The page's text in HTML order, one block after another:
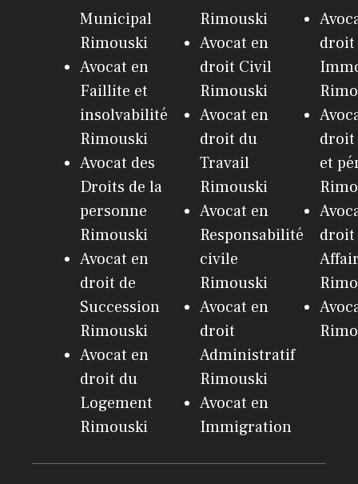
Municipal
Rimouski
Avocat en
Faillite et
insolvabilité
Rimouski
Avocat des
Droits de la
personne
Rimouski
Avocat en
droit de
Succession
Rimouski
Avocat en
droit du
Logement
Rimouski
Rimouski
Avocat en
droit Civil
Rimouski
Avocat en
droit du
Travail
Rimouski
Avocat en
Responsabilité
civile
Rimouski
Avocat en
droit
Administratif
Rimouski
Avocat en
Immigration
droit
et
droit